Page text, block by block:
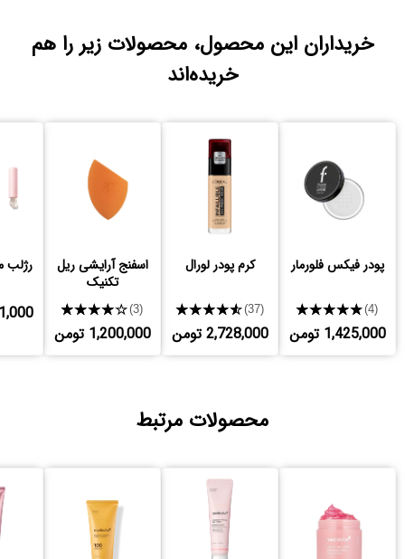
خریداران این محصول، محصولات زیر را هم
خریده‌اند
پودر فیکس فلورمار
★★★★★(4)
1,425,000 تومن
کرم پودر لورال
★★★★★(37)
2,728,000 تومن
اسفنج آرایشی ریل
تکنیک
★★★★★(3)
1,200,000 تومن
رژلب
محصولات مرتبط